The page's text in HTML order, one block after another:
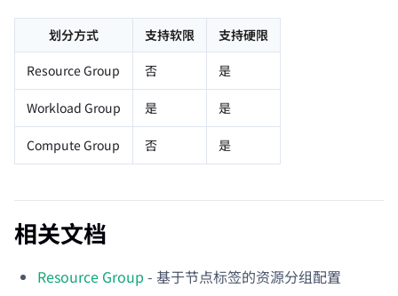
划分方式 支持软限
支持硬限
Resource Group
否 是
Workload Group 是 是
Compute Group 否 是
相关文档
Resource Group - 基于节点标签的资源分组配置